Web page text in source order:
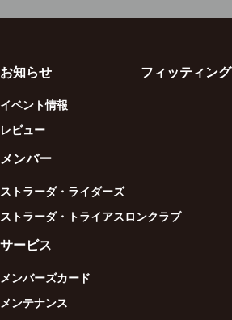
お知らせ
イベント情報
レビュー
フィッティング
メンバー
ストラーダ・ライダーズ
ストラーダ・トライアスロンクラブ
サービス
メンバーズカード
メンテナンス